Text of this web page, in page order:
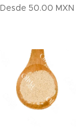
Desde50.00 MXN